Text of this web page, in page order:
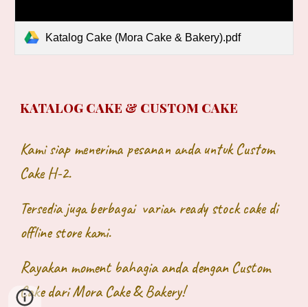
Katalog Cake (Mora Cake & Bakery).pdf
KATALOG CAKE & CUSTOM CAKE
Kami siap menerima pesanan anda untuk Custom
Cake H-2.
Tersedia juga berbagai varian ready stock cake di
offline store kami.
Rayakan moment bahagia anda dengan Custom
Cake dari Mora Cake & Bakery!